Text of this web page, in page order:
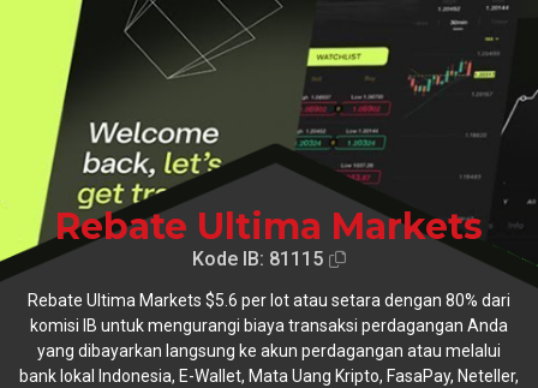
Rebate Ultima Markets
Kode IB: 81115
Rebate Ultima Markets $5.6 per lot atau setara dengan 80% dari
komisi IB untuk mengurangi biaya transaksi perdagangan Anda
yang dibayarkan langsung ke akun perdagangan atau melalui
bank lokal Indonesia, E-Wallet, Mata Uang Kripto, FasaPay, Neteller,